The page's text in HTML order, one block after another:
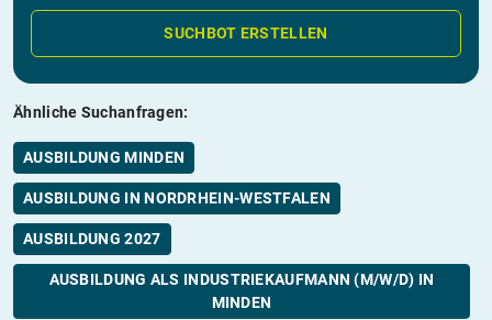
SUCHBOT ERSTELLEN
Ähnliche Suchanfragen:
AUSBILDUNG MINDEN
AUSBILDUNG IN NORDRHEIN-WESTFALEN
AUSBILDUNG 2027
AUSBILDUNG ALS INDUSTRIEKAUFMANN (M/W/D) IN
MINDEN